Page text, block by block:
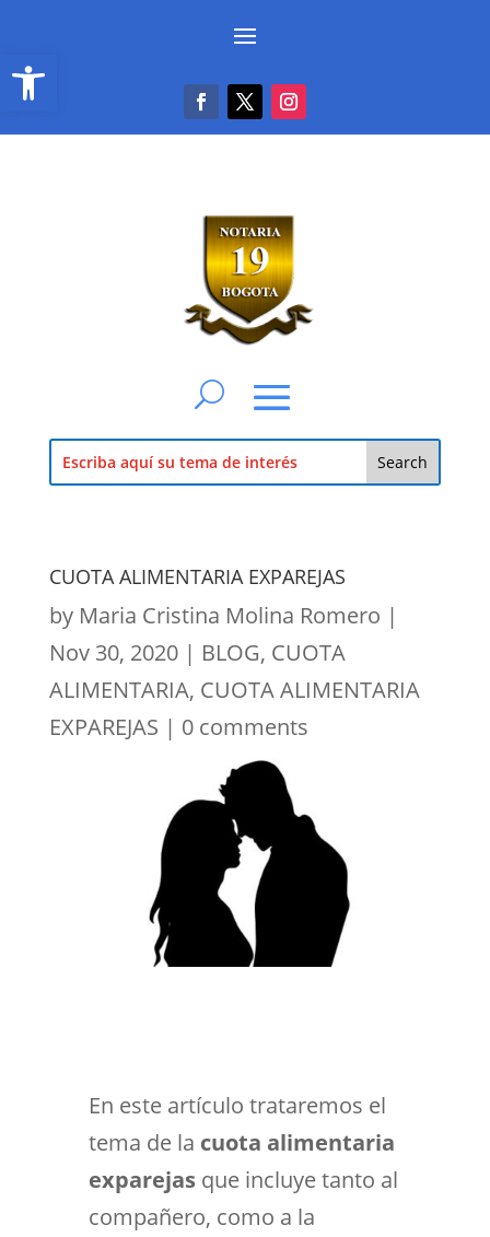
Abrir barra de herramientas
CUOTA ALIMENTARIA EXPAREJAS
by Maria Cristina Molina Romero |
Nov 30, 2020| BLOG, CUOTA
ALIMENTARIA, CUOTA ALIMENTARIA
EXPAREJAS | 0 comments
En este artículo trataremos el
tema de la cuota alimentaria
exparejasque incluye tanto al
compañero, como a la